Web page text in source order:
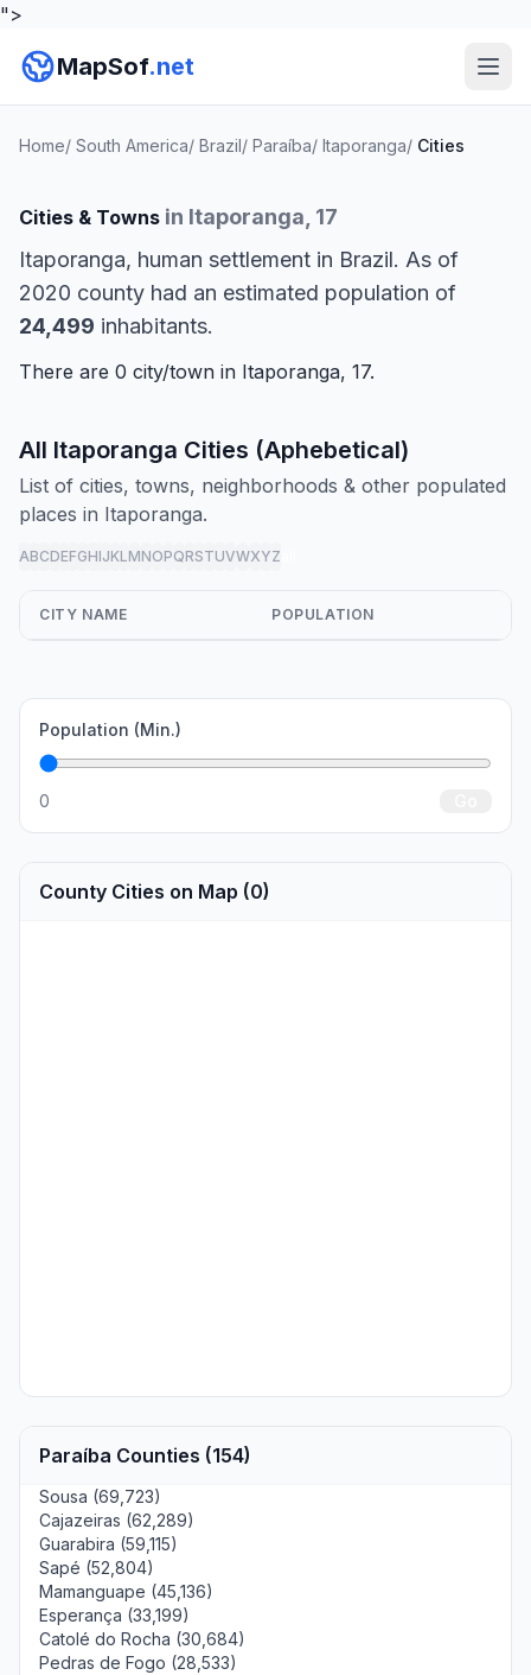
">
MapSof.net
Home/ South America/ Brazil/ Paraíba/ Itaporanga/ Cities
Cities & Towns in Itaporanga, 17
Itaporanga, human settlement in Brazil. As of
2020 county had an estimated population of
24,499 inhabitants.
There are 0 city/town in Itaporanga, 17.
All Itaporanga Cities (Aphebetical)
List of cities, towns, neighborhoods & other populated
places in Itaporanga.
ABCDEFGHIJKLMNOPQRSTUVWXYZ
CITY NAME POPULATION
Population (Min.)
0
County Cities on Map (0)
Paraíba Counties (154)
Sousa (69,723)
Cajazeiras (62,289)
Guarabira (59,115)
Sapé (52,804)
Mamanguape (45,136)
Esperança (33,199)
Catolé do Rocha (30,684)
Pedras de Fogo (28,533)